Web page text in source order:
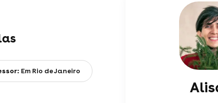
Em Rio de Janeiro